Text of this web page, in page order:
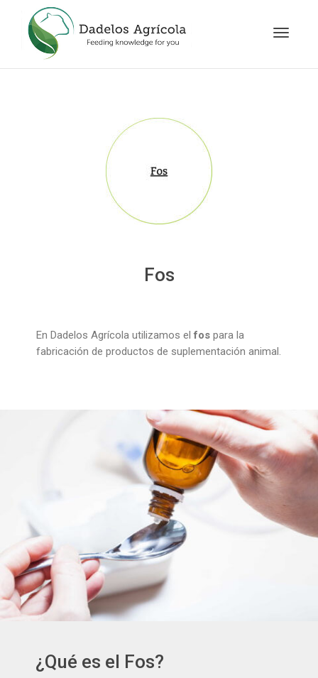
Fos
En Dadelos Agrícola utilizamos elfospara la
fabricación de productos de suplementación animal.
¿Qué es el Fos?